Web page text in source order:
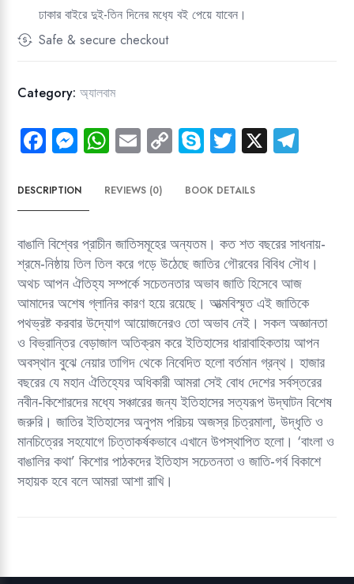
ঢাকার বাইরে দুই-তিন দিনের মধ‍্যে বই পেয়ে যাবেন।
Safe & secure checkout
Category: অ্যালবাম
Fa
b
o
ok
M
se
n
g
er
W
ts
p
p
E
ail
C
py
nk
Sk
e
T
tt
X
m
DESCRIPTION REVIEWS (0) BOOK DETAILS
বাঙালি বিশ্বের প্রাচীন জাতিসমূহের অন্যতম। কত শত বছরের সাধনায়-
শ্রমে-নিষ্ঠায় তিল তিল করে গড়ে উঠেছে জাতির গৌরবের বিবিধ সৌধ।
অথচ আপন ঐতিহ্য সম্পর্কে সচেতনতার অভাব জাতি হিসেবে আজ
আমাদের অশেষ গ্লানির কারণ হয়ে রয়েছে। আত্মবিস্মৃত এই জাতিকে
পথভ্রষ্ট করবার উদ্যোগ আয়োজনেরও তো অভাব নেই। সকল অজ্ঞানতা
ও বিভ্রান্তির বেড়াজাল অতিক্রম করে ইতিহাসের ধারাবাহিকতায় আপন
অবস্থান বুঝে নেয়ার তাগিদ থেকে নিবেদিত হলো বর্তমান গ্রন্থ। হাজার
বছরের যে মহান ঐতিহ্যের অধিকারী আমরা সেই বোধ দেশের সর্বস্তরের
নবীন-কিশোরদের মধ্যে সঞ্চারের জন্য ইতিহাসের সত্যরূপ উদ্‌ঘাটন বিশেষ
জরুরি। জাতির ইতিহাসের অনুপম পরিচয় অজস্র চিত্রমালা, উদ্ধৃতি ও
মানচিত্রের সহযোগে চিত্তাকর্ষকভাবে এখানে উপস্থাপিত হলো। ‘বাংলা ও
বাঙালির কথা’ কিশোর পাঠকদের ইতিহাস সচেতনতা ও জাতি-গর্ব বিকাশে
সহায়ক হবে বলে আমরা আশা রাখি।